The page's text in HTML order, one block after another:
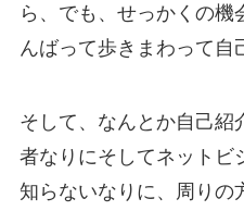
ら、でも、せっかくの
んばって歩きまわって自
そして、なんとか自己紹
者なりにそしてネットビ
知らないなりに、周りの